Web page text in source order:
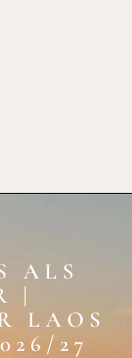
ALS
|
LAOS
27